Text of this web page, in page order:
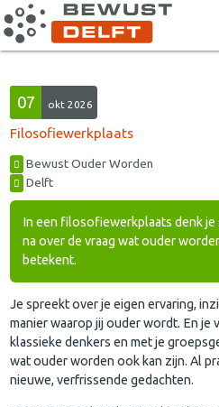
07 okt 2026
Filosofiewerkplaats
Bewust Ouder Worden
Delft
In een filosofiewerkplaats denk je
na over de vraag wat ouder
betekent.
Je spreekt over je eigen ervaring,
manier waarop jij ouder wordt. En je
klassieke denkers en met je
wat ouder worden ook kan zijn. Al
nieuwe, verfrissende gedachten.